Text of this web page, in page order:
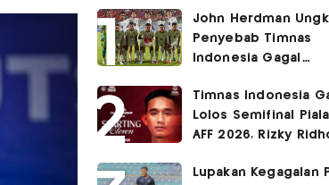
John Herdman
Penyebab Timnas
Indonesia Gagal
Piala AFF 2026
Timnas Indonesia
Lolos Semifinal Piala
AFF 2026, Rizky
Lupakan Kegagalan